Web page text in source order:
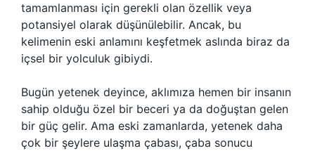
tamamlanması için gerekli olan özellik veya
potansiyel olarak düşünülebilir. Ancak, bu
kelimenin eski anlamını keşfetmek aslında biraz da
içsel bir yolculuk gibiydi.
Bugün yetenek deyince, aklımıza hemen bir insanın
sahip olduğu özel bir beceri ya da doğuştan gelen
bir güç gelir. Ama eski zamanlarda, yetenek daha
çok bir şeylere ulaşma çabası, çaba sonucu